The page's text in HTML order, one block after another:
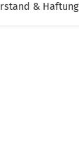
& Haftung